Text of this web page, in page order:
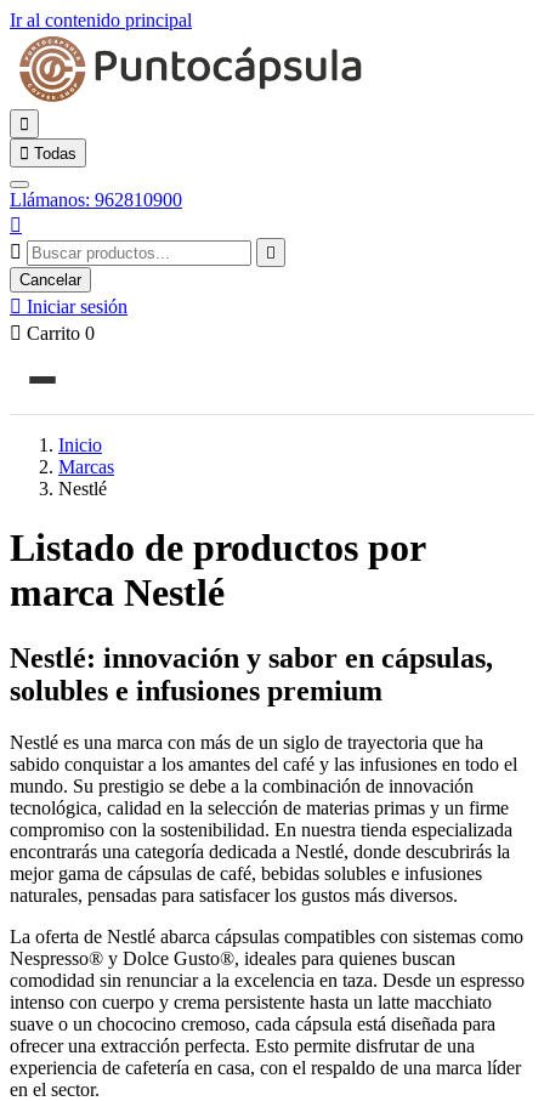
Ir al contenido principal

 Todas
Llámanos: 962810900



Cancelar
 Iniciar sesión
 Carrito 0
Inicio
Marcas
Nestlé
Listado de productos por
marca Nestlé
Nestlé: innovación y sabor en cápsulas,
solubles e infusiones premium
Nestlé es una marca con más de un siglo de trayectoria que ha
sabido conquistar a los amantes del café y las infusiones en todo el
mundo. Su prestigio se debe a la combinación de innovación
tecnológica, calidad en la selección de materias primas y un firme
compromiso con la sostenibilidad. En nuestra tienda especializada
encontrarás una categoría dedicada a Nestlé, donde descubrirás la
mejor gama de cápsulas de café, bebidas solubles e infusiones
naturales, pensadas para satisfacer los gustos más diversos.
La oferta de Nestlé abarca cápsulas compatibles con sistemas como
Nespresso® y Dolce Gusto®, ideales para quienes buscan
comodidad sin renunciar a la excelencia en taza. Desde un espresso
intenso con cuerpo y crema persistente hasta un latte macchiato
suave o un chococino cremoso, cada cápsula está diseñada para
ofrecer una extracción perfecta. Esto permite disfrutar de una
experiencia de cafetería en casa, con el respaldo de una marca líder
en el sector.